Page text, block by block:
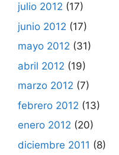
julio 2012 (17)
junio 2012 (17)
mayo 2012 (31)
abril 2012 (19)
marzo 2012 (7)
febrero 2012 (13)
enero 2012 (20)
diciembre 2011 (8)